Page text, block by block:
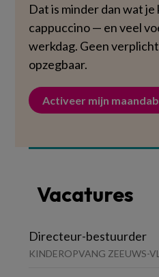
Dat is minder dan wat
cappuccino — en veel
werkdag. Geen
opzegbaar.
Activeer mijn
Vacatures
Directeur-bestuurder
KINDEROPVANG ZEEUWS-